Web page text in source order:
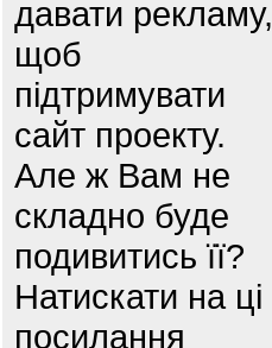
давати рекламу,
щоб
підтримувати
сайт проекту.
Але ж Вам не
складно буде
подивитись її?
Натискати на ці
посилання